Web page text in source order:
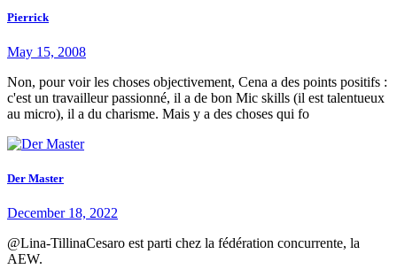
Pierrick
May 15, 2008
Non, pour voir les choses objectivement, Cena a des points positifs :
c'est un travailleur passionné, il a de bon Mic skills (il est talentueux
au micro), il a du charisme. Mais y a des choses qui fo
Der Master
December 18, 2022
@Lina-TillinaCesaro est parti chez la fédération concurrente, la
AEW.